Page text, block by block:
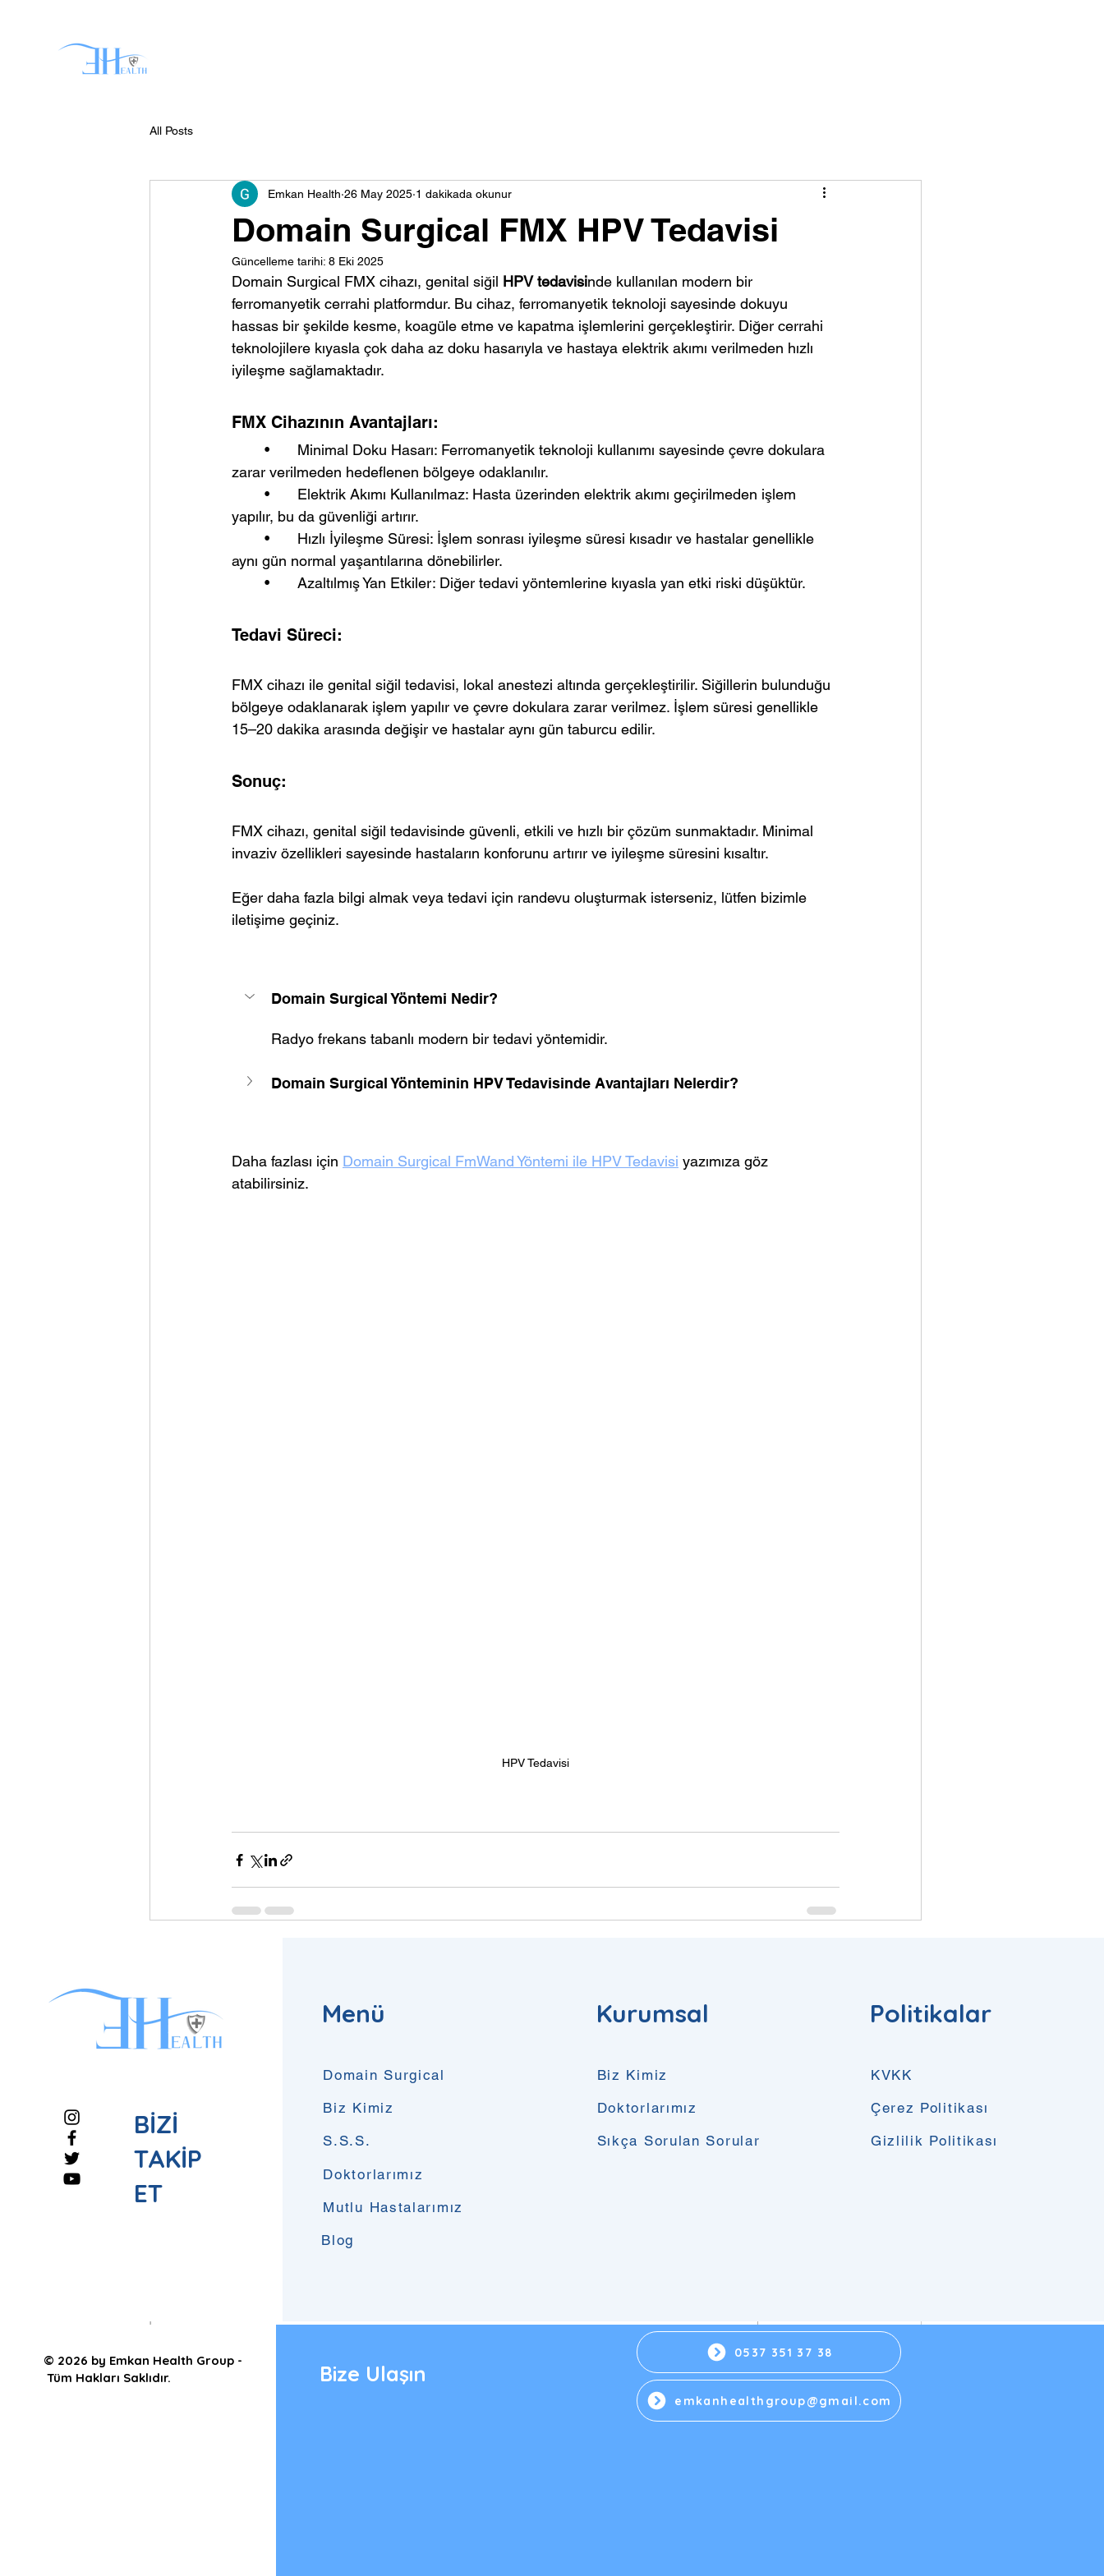
All Posts
Domain Surgical FMX HPV Tedavisi
Emkan Health 26 May 2025 1 dakikada okunur
Güncelleme tarihi: 8 Eki 2025
Domain Surgical FMX cihazı, genital siğil HPV tedavisinde kullanılan modern bir
ferromanyetik cerrahi platformdur. Bu cihaz, ferromanyetik teknoloji sayesinde dokuyu
hassas bir şekilde kesme, koagüle etme ve kapatma işlemlerini gerçekleştirir. Diğer cerrahi
teknolojilere kıyasla çok daha az doku hasarıyla ve hastaya elektrik akımı verilmeden hızlı
iyileşme sağlamaktadır.
FMX Cihazının Avantajları:
zarar verilmeden hedeflenen bölgeye odaklanılır.
yapılır, bu da güvenliği artırır.
aynı gün normal yaşantılarına dönebilirler.
	•	Azaltılmış Yan Etkiler: Diğer tedavi yöntemlerine kıyasla yan etki riski düşüktür.
Tedavi Süreci:
FMX cihazı ile genital siğil tedavisi, lokal anestezi altında gerçekleştirilir. Siğillerin bulunduğu
bölgeye odaklanarak işlem yapılır ve çevre dokulara zarar verilmez. İşlem süresi genellikle
15–20 dakika arasında değişir ve hastalar aynı gün taburcu edilir.
Sonuç:
FMX cihazı, genital siğil tedavisinde güvenli, etkili ve hızlı bir çözüm sunmaktadır. Minimal
invaziv özellikleri sayesinde hastaların konforunu artırır ve iyileşme süresini kısaltır.
Eğer daha fazla bilgi almak veya tedavi için randevu oluşturmak isterseniz, lütfen bizimle
iletişime geçiniz.
Domain Surgical Yöntemi Nedir?
Radyo frekans tabanlı modern bir tedavi yöntemidir.
Domain Surgical Yönteminin HPV Tedavisinde Avantajları Nelerdir?
Daha fazlası için Domain Surgical FmWand Yöntemi ile HPV Tedavisi yazımıza göz
atabilirsiniz.
HPV Tedavisi
Domain Surgical FMX ile
HPV Tedavisinde Duman
Aspirasyonu Neden
Önemlidir? Cerrahi Duman
BİZİ
TAKİP
ET
Menü
Domain Surgical
Biz Kimiz
S.S.S.
Doktorlarımız
Mutlu Hastalarımız
Blog
Kurumsal
Biz Kimiz
Doktorlarımız
Sıkça Sorulan Sorular
Politikalar
KVKK
Çerez Politikası
Gizlilik Politikası
© 2026 by Emkan Health Group -
Tüm Hakları Saklıdır.
Bize Ulaşın
0537 351 37 38
emkanhealthgroup@gmail.com